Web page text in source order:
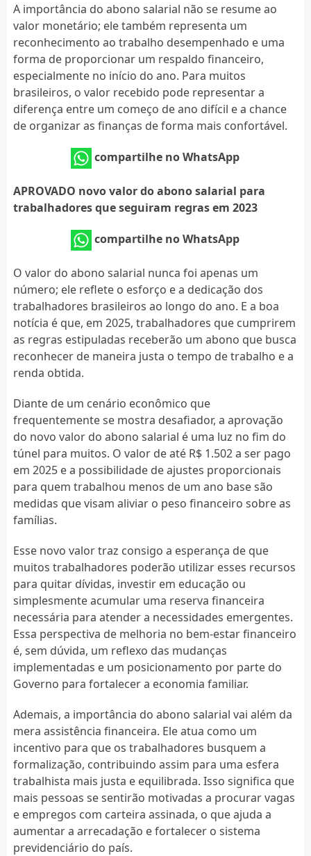
A importância do abono salarial não se resume ao
valor monetário; ele também representa um
reconhecimento ao trabalho desempenhado e uma
forma de proporcionar um respaldo financeiro,
especialmente no início do ano. Para muitos
brasileiros, o valor recebido pode representar a
diferença entre um começo de ano difícil e a chance
de organizar as finanças de forma mais confortável.
compartilhe no WhatsApp
APROVADO novo valor do abono salarial para
trabalhadores que seguiram regras em 2023
compartilhe no WhatsApp
O valor do abono salarial nunca foi apenas um
número; ele reflete o esforço e a dedicação dos
trabalhadores brasileiros ao longo do ano. E a boa
notícia é que, em 2025, trabalhadores que cumprirem
as regras estipuladas receberão um abono que busca
reconhecer de maneira justa o tempo de trabalho e a
renda obtida.
Diante de um cenário econômico que
frequentemente se mostra desafiador, a aprovação
do novo valor do abono salarial é uma luz no fim do
túnel para muitos. O valor de até R$ 1.502 a ser pago
em 2025 e a possibilidade de ajustes proporcionais
para quem trabalhou menos de um ano base são
medidas que visam aliviar o peso financeiro sobre as
famílias.
Esse novo valor traz consigo a esperança de que
muitos trabalhadores poderão utilizar esses recursos
para quitar dívidas, investir em educação ou
simplesmente acumular uma reserva financeira
necessária para atender a necessidades emergentes.
Essa perspectiva de melhoria no bem-estar financeiro
é, sem dúvida, um reflexo das mudanças
implementadas e um posicionamento por parte do
Governo para fortalecer a economia familiar.
Ademais, a importância do abono salarial vai além da
mera assistência financeira. Ele atua como um
incentivo para que os trabalhadores busquem a
formalização, contribuindo assim para uma esfera
trabalhista mais justa e equilibrada. Isso significa que
mais pessoas se sentirão motivadas a procurar vagas
e empregos com carteira assinada, o que ajuda a
aumentar a arrecadação e fortalecer o sistema
previdenciário do país.